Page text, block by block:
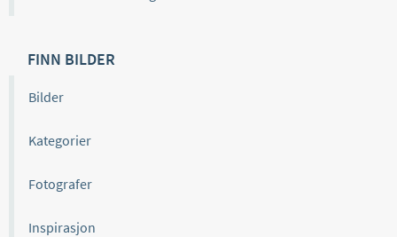
FINN BILDER
Bilder
Kategorier
Fotografer
Inspirasjon